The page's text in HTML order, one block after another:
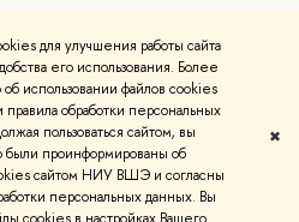
для улучшения работы сайта
его использования. Более
использовании файлов cookies
обработки персональных
пользоваться сайтом, вы
были проинформированы об
сайтом НИУ ВШЭ и согласны
персональных данных. Вы
✖
и контакты Условия использования
Карта сайта